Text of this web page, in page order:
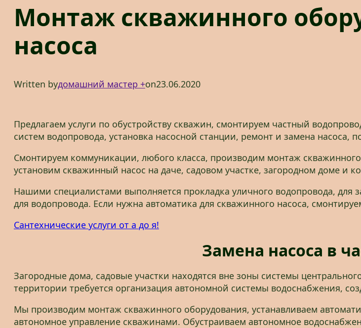
Монтаж скважинного
насоса
Written byдомашний мастер +on23.06.2020
Предлагаем услуги по обустройству скважин, смонтируем частный
систем водопровода, установка насосной станции, ремонт и замена насоса,
Смонтируем коммуникации, любого класса, производим монтаж
установим скважинный насос на даче, садовом участке, загородном доме и
Нашими специалистами выполняется прокладка уличного водопровода,
для водопровода. Если нужна автоматика для скважинного насоса,
Сантехнические услуги от а до я!
Замена насоса в
Загородные дома, садовые участки находятся вне зоны системы
территории требуется организация автономной системы водоснабжения,
Мы производим монтаж скважинного оборудования, устанавливаем
автономное управление скважинами. Обустраиваем автономное